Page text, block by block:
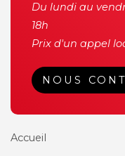
Du lundi au
18h
Prix d'un appel
NOUS
Accueil